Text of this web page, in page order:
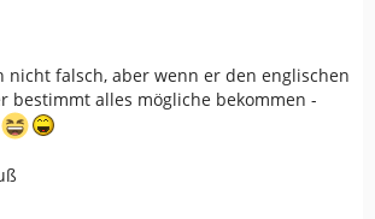
nicht falsch, aber wenn er den englischen
bestimmt alles mögliche bekommen -